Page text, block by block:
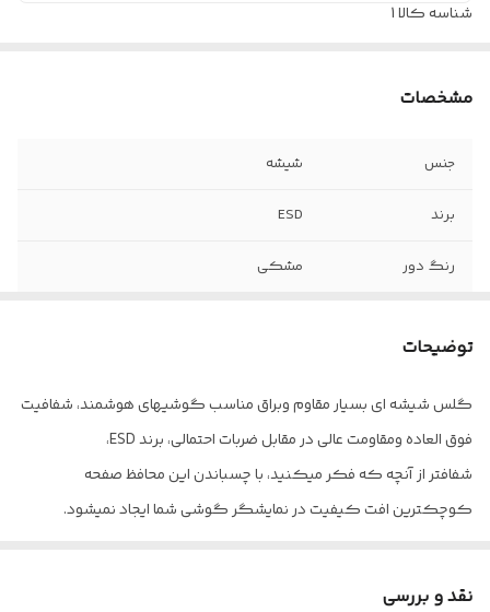
شناسه کالا1
مشخصات
جنس شیشه
برند ESD
رنگ دور مشکی
سایز فول صفحه
توضیحات
گلس شیشه ای بسیار مقاوم وبراق مناسب گوشیهای هوشمند، شفافیت
فوق العاده ومقاومت عالی در مقابل ضربات احتمالی، برند ESD،
شفافتر از آنچه که فکر میکنید، با چسباندن این محافظ صفحه
کوچکترین افت کیفیت در نمایشگر گوشی شما ایجاد نمیشود.
نقد و بررسی